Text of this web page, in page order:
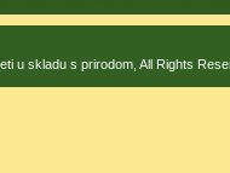
u skladu s prirodom, All Rights